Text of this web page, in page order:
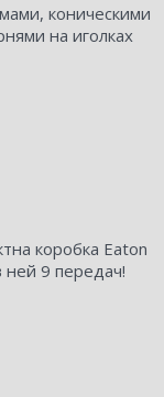
коническими
на иголках
коробка Eaton
ней 9 передач!